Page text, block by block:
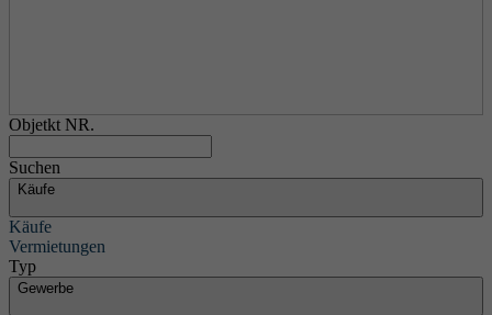
Objetkt NR.
Suchen
Käufe
Käufe
Vermietungen
Typ
Gewerbe